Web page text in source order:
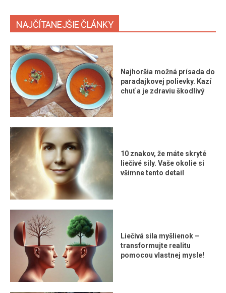
NAJČÍTANEJŠIE ČLÁNKY
Najhoršia možná prísada do
paradajkovej polievky. Kazí
chuť a je zdraviu škodlivý
10 znakov, že máte skryté
liečivé sily. Vaše okolie si
všimne tento detail
Liečivá sila myšlienok –
transformujte realitu
pomocou vlastnej mysle!